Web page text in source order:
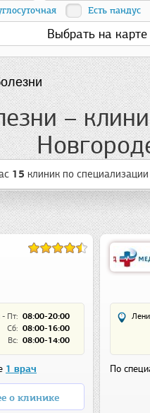
Есть пандус
Выбрать на карте
–
15 клиник по специализации
- Пт: 08:00-20:00
Сб: 08:00-16:00
Вс: 08:00-14:00
1 врач
о клинике
По